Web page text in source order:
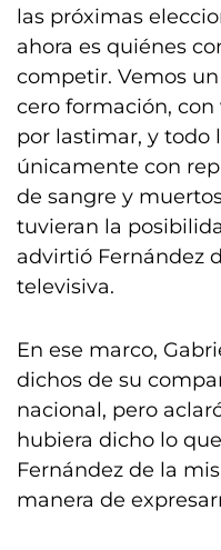
las próximas
ahora es quiénes
competir. Vemos
cero formación,
por lastimar, y todo
únicamente con
de sangre y
tuvieran la
advirtió Fernández
televisiva.
En ese marco,
dichos de su
nacional, pero
hubiera dicho lo
Fernández de la
manera de